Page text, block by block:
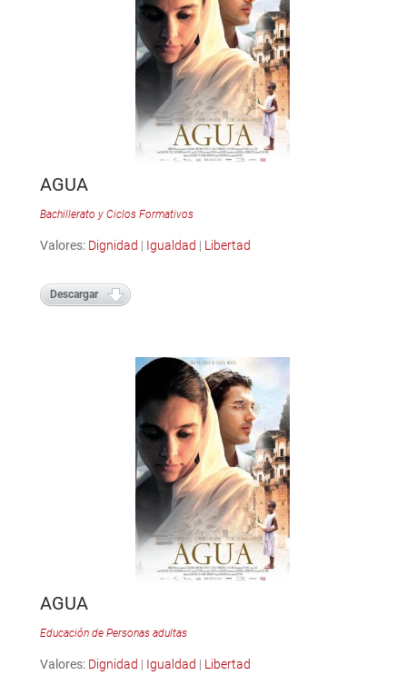
AGUA
Bachillerato y Ciclos Formativos
Valores: Dignidad | Igualdad | Libertad
Descargar
AGUA
Educación de Personas adultas
Valores: Dignidad | Igualdad | Libertad